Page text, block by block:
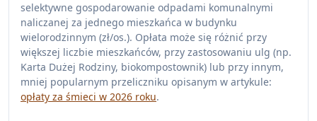
selektywne gospodarowanie odpadami komunalnymi
naliczanej za jednego mieszkańca w budynku
wielorodzinnym (zł/os.). Opłata może się różnić przy
większej liczbie mieszkańców, przy zastosowaniu ulg (np.
Karta Dużej Rodziny, biokompostownik) lub przy innym,
mniej popularnym przeliczniku opisanym w artykule:
opłaty za śmieci w 2026 roku.